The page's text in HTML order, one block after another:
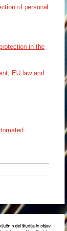
of personal
in the
, EU law and